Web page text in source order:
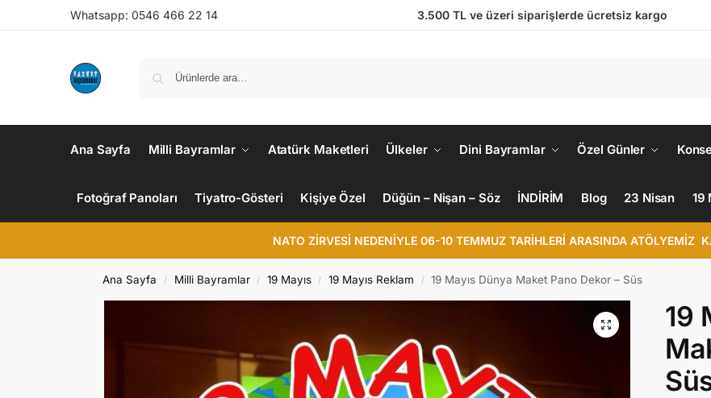
Whatsapp: 0546 466 22 14 3.500 TL ve üzeri siparişlerde ücretsiz kargo
Ana Sayfa Milli Bayramlar Atatürk Maketleri Ülkeler Dini Bayramlar Özel Günler
Fotoğraf Panoları Tiyatro-Gösteri Kişiye Özel Düğün – Nişan – Söz İNDİRİM Blog 23 Nisan 19
NATO ZİRVESİ NEDENİYLE 06-10 TEMMUZ TARİHLERİ ARASINDA ATÖLYEMİZ
Ana Sayfa / Milli Bayramlar / 19 Mayıs / 19 Mayıs Reklam / 19 Mayıs Dünya Maket Pano Dekor – Süs
19